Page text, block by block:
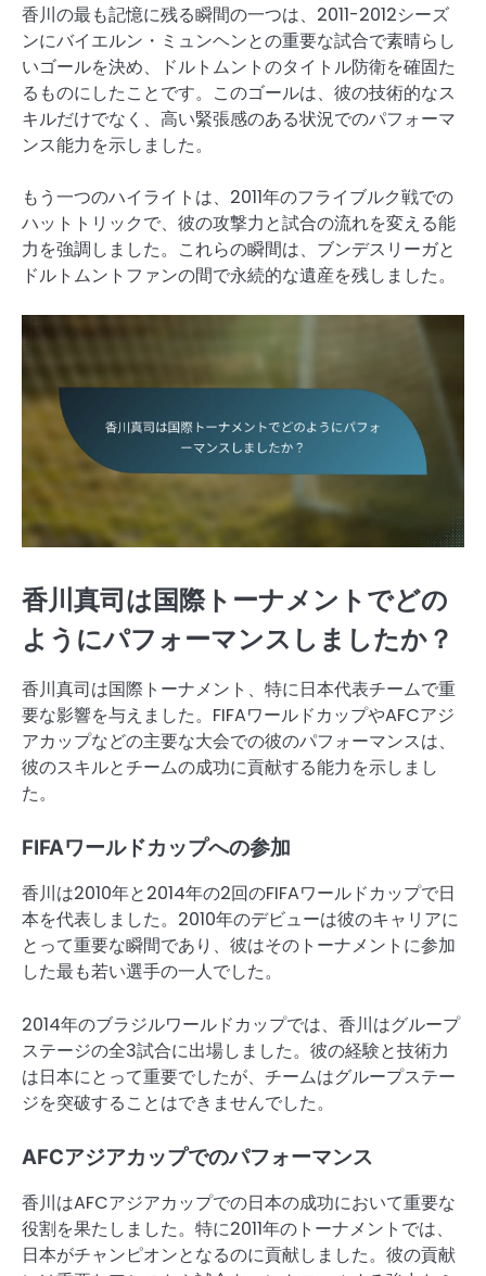
香川の最も記憶に残る瞬間の一つは、2011-2012シーズ
ンにバイエルン・ミュンヘンとの重要な試合で素晴らし
いゴールを決め、ドルトムントのタイトル防衛を確固た
るものにしたことです。このゴールは、彼の技術的なス
キルだけでなく、高い緊張感のある状況でのパフォーマ
ンス能力を示しました。
もう一つのハイライトは、2011年のフライブルク戦での
ハットトリックで、彼の攻撃力と試合の流れを変える能
力を強調しました。これらの瞬間は、ブンデスリーガと
ドルトムントファンの間で永続的な遺産を残しました。
香川真司は国際トーナメントでどの
ようにパフォーマンスしましたか？
香川真司は国際トーナメント、特に日本代表チームで重
要な影響を与えました。FIFAワールドカップやAFCアジ
アカップなどの主要な大会での彼のパフォーマンスは、
彼のスキルとチームの成功に貢献する能力を示しまし
た。
FIFAワールドカップへの参加
香川は2010年と2014年の2回のFIFAワールドカップで日
本を代表しました。2010年のデビューは彼のキャリアに
とって重要な瞬間であり、彼はそのトーナメントに参加
した最も若い選手の一人でした。
2014年のブラジルワールドカップでは、香川はグループ
ステージの全3試合に出場しました。彼の経験と技術力
は日本にとって重要でしたが、チームはグループステー
ジを突破することはできませんでした。
AFCアジアカップでのパフォーマンス
香川はAFCアジアカップでの日本の成功において重要な
役割を果たしました。特に2011年のトーナメントでは、
日本がチャンピオンとなるのに貢献しました。彼の貢献